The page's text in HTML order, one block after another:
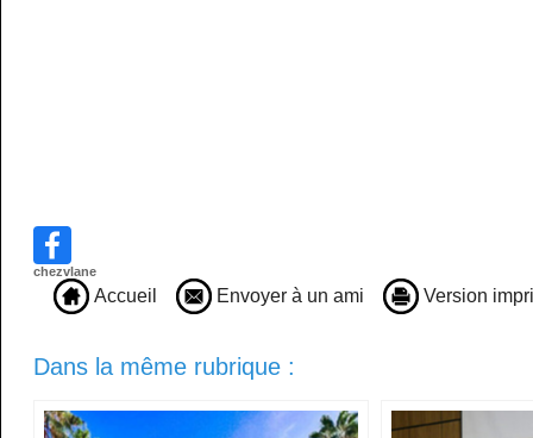
chezvlane
Accueil Envoyer à un ami Version
Dans la même rubrique :